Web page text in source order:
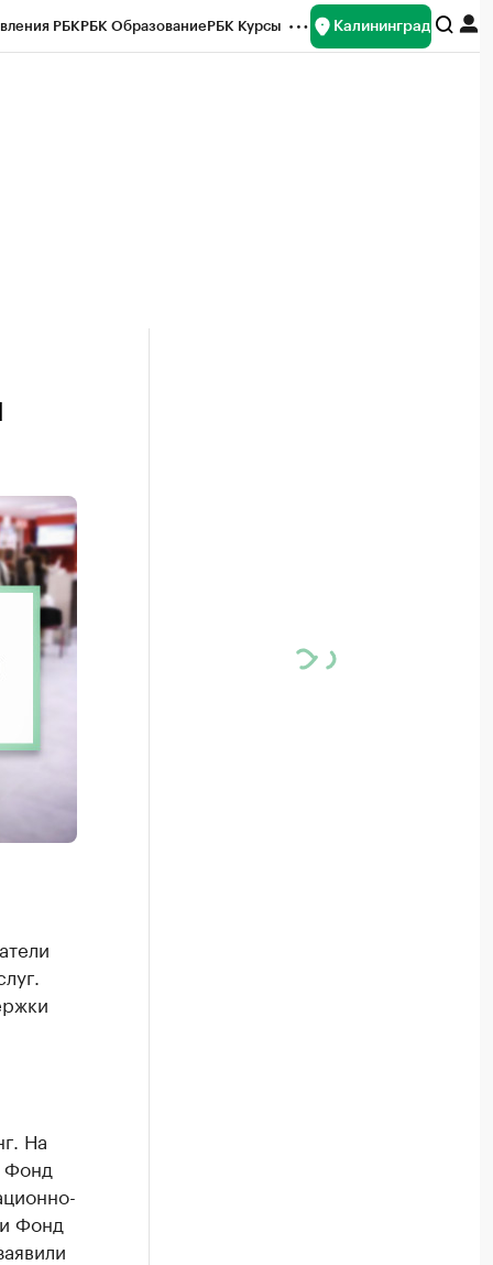
РБКРБК ОбразованиеРБК Курсы Калининград
На
Фонд
Фонд